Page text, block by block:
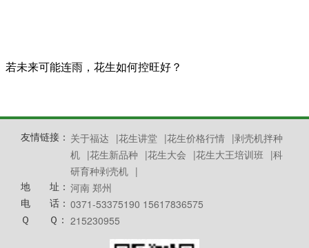
若未来可能连雨，花生如何控旺好？
友情链接： 关于福达 |花生讲堂 |花生价格行情 |剥壳机拌种
机 |花生新品种 |花生大会 |花生大王培训班 |科
研育种剥壳机 |
地 址： 河南 郑州
电 话： 0371-53375190 15617836575
Ｑ Ｑ： 215230955